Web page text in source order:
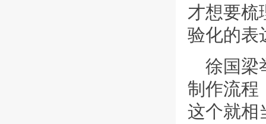
才想要梳
验化的表
徐国梁
制作流程
这个就相